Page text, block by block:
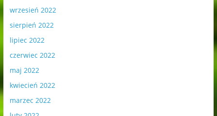
wrzesień 2022
sierpień 2022
lipiec 2022
czerwiec 2022
maj 2022
kwiecień 2022
marzec 2022